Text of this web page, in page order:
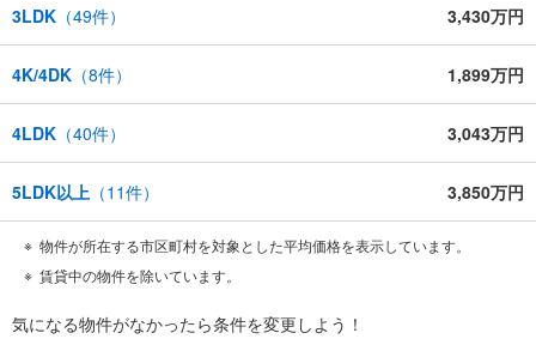
3LDK （49件） 3,430万円
4K/4DK （8件） 1,899万円
4LDK （40件） 3,043万円
5LDK以上 （11件） 3,850万円
物件が所在する市区町村を対象とした平均価格を表示しています。
賃貸中の物件を除いています。
気になる物件がなかったら条件を変更しよう！